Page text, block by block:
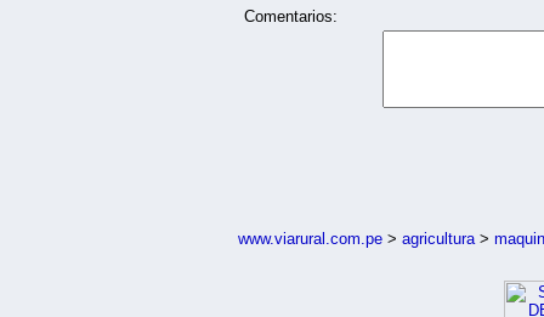
Comentarios:
www.viarural.com.pe > agricultura>